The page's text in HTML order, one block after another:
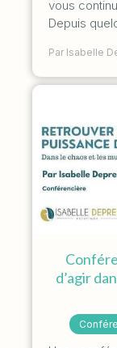
vous
Depuis
Par Isabelle
d’agir